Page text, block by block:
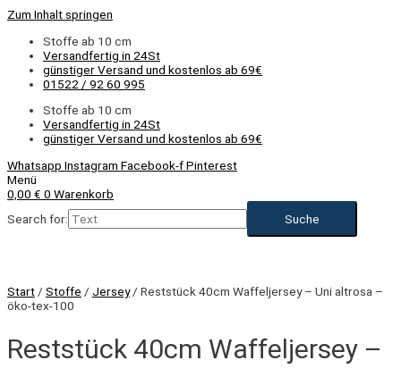
Zum Inhalt springen
Stoffe ab 10 cm
Versandfertig in 24St
günstiger Versand und kostenlos ab 69€
01522 / 92 60 995
Stoffe ab 10 cm
Versandfertig in 24St
günstiger Versand und kostenlos ab 69€
Whatsapp Instagram Facebook-fPinterest
Menü
0,00 € 0 Warenkorb
Search for:
Start / Stoffe / Jersey/ Reststück 40cm Waffeljersey – Uni altrosa –
öko-tex-100
Reststück 40cm Waffeljersey –